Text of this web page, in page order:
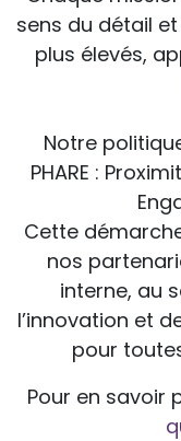
sens du détail
plus élevés,
Notre
PHARE :
Cette
nos
interne, au
l’innovation et
pour
Pour en savoir